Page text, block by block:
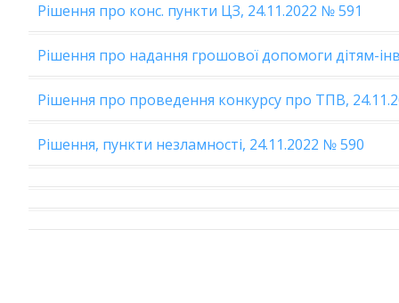
Рішення про конс. пункти ЦЗ, 24.11.2022 № 591
Рішення про надання грошової допомоги дітям-
Рішення про проведення конкурсу про ТПВ,
Рішення, пункти незламності, 24.11.2022 № 590